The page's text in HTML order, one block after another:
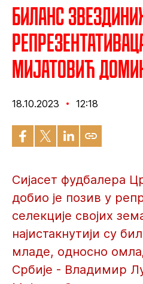
Биланс
Мијатовић
18.10.2023 12:18
Сијасет фудбалера
добио је позив у
селекције својих
најистакнутији су
младе, односно
Србије - Владимир